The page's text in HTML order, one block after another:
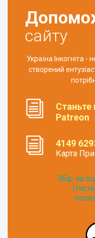
сайту
Україна Інкогніта
створений
Patreon
4149
Карта
Збір на